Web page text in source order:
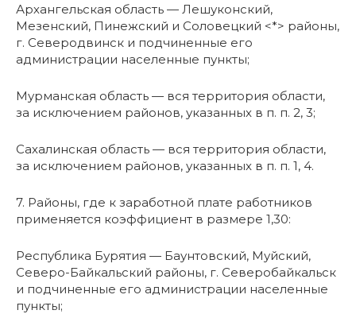
Архангельская область — Лешуконский,
Мезенский, Пинежский и Соловецкий <*> районы,
г. Северодвинск и подчиненные его
администрации населенные пункты;
Мурманская область — вся территория области,
за исключением районов, указанных в п. п. 2, 3;
Сахалинская область — вся территория области,
за исключением районов, указанных в п. п. 1, 4.
7. Районы, где к заработной плате работников
применяется коэффициент в размере 1,30:
Республика Бурятия — Баунтовский, Муйский,
Северо-Байкальский районы, г. Северобайкальск
и подчиненные его администрации населенные
пункты;